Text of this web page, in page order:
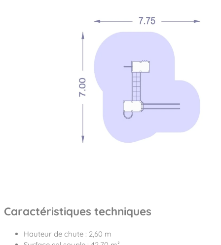
Caractéristiques techniques
Hauteur de chute : 2,60 m